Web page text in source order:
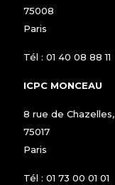
75008
Paris
Tél : 01 40 08 88 11
ICPC MONCEAU
8 rue de Chazelles,
75017
Paris
Tél : 01 73 00 01 01